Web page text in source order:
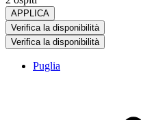
APPLICA
Verifica la disponibilità
Verifica la disponibilità
Puglia